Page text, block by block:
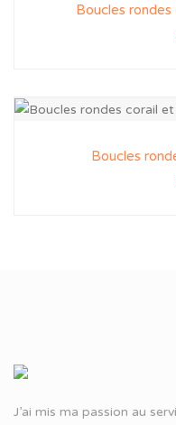
Boucles
Boucles
J’ai mis ma passion au